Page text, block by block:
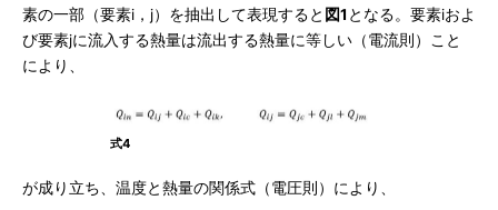
素の一部（要素i，j）を抽出して表現すると 図1 となる。要素iおよ
び要素jに流入する熱量は流出する熱量に等しい（電流則）こと
により、
式4
が成り立ち、温度と熱量の関係式（電圧則）により、